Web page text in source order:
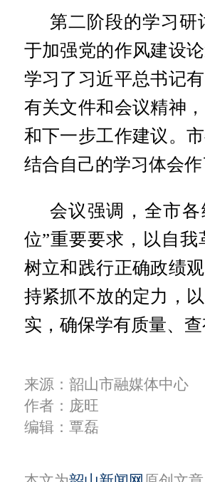
第二阶段的学习
于加强党的作风建设
学习了习近平总书记
有关文件和会议精神
和下一步工作建议。
结合自己的学习体会
会议强调，全市
位”重要要求，以自
树立和践行正确政绩
持紧抓不放的定力，
实，确保学有质量、
来源：韶山市融媒体中心
作者：庞旺
编辑：覃磊